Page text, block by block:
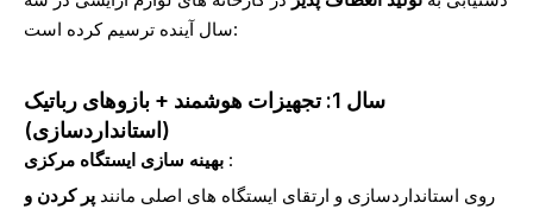
سال آینده ترسیم کرده است:
سال 1: تجهیزات هوشمند + بازوهای رباتیک
(استانداردسازی)
:
روی استانداردسازی و ارتقای ایستگاه های اصلی مانند پر کردن و